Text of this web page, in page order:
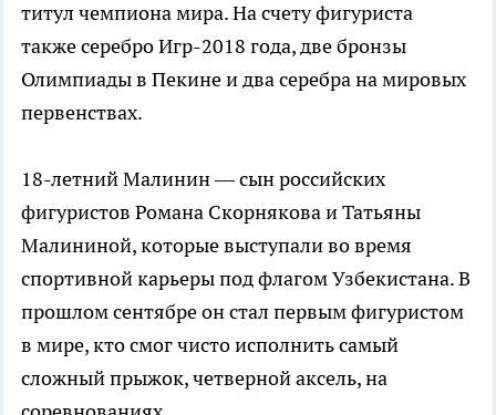
титул чемпиона мира. На счету фигуриста
также серебро Игр-2018 года, две бронзы
Олимпиады в Пекине и два серебра на мировых
первенствах.
18-летний Малинин — сын российских
фигуристов Романа Скорнякова и Татьяны
Малининой, которые выступали во время
спортивной карьеры под флагом Узбекистана. В
прошлом сентябре он стал первым фигуристом
в мире, кто смог чисто исполнить самый
сложный прыжок, четверной аксель, на